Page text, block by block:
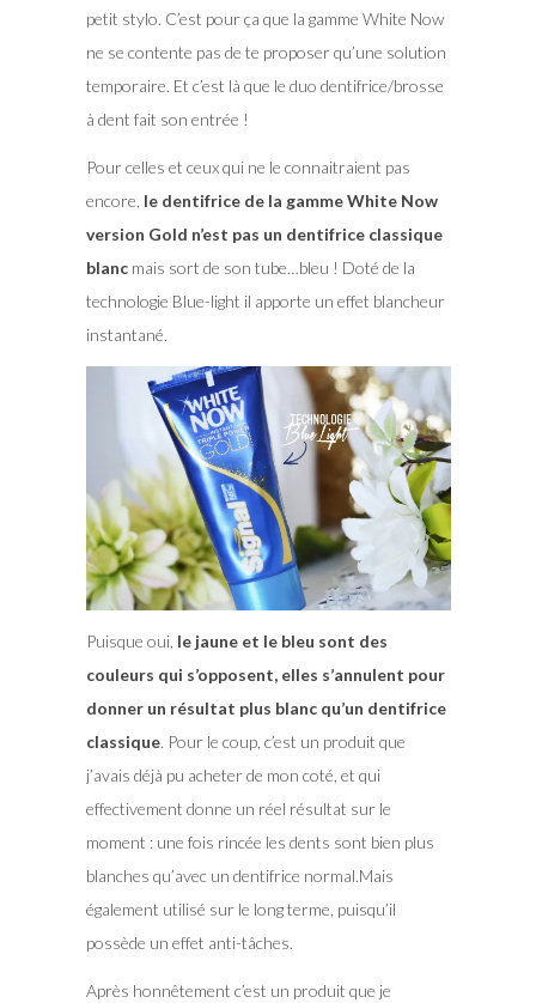
petit stylo. C’est pour ça que la gamme White Now
ne se contente pas de te proposer qu’une solution
temporaire. Et c’est là que le duo dentifrice/brosse
à dent fait son entrée !
Pour celles et ceux qui ne le connaitraient pas
encore, le dentifrice de la gamme White Now
version Gold n’est pas un dentifrice classique
blancmais sort de son tube…bleu ! Doté de la
technologie Blue-light il apporte un effet blancheur
instantané.
Puisque oui, le jaune et le bleu sont des
couleurs qui s’opposent, elles s’annulent pour
donner un résultat plus blanc qu’un dentifrice
classique. Pour le coup, c’est un produit que
j’avais déjà pu acheter de mon coté, et qui
effectivement donne un réel résultat sur le
moment : une fois rincée les dents sont bien plus
blanches qu’avec un dentifrice normal.Mais
également utilisé sur le long terme, puisqu’il
possède un effet anti-tâches.
Après honnêtement c’est un produit que je